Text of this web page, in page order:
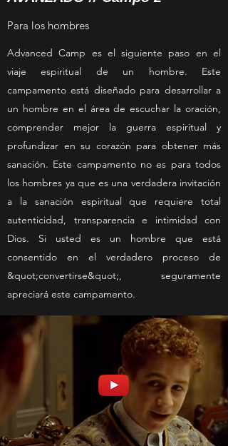
Para los hombres
Advanced Camp es el siguiente paso en el
viaje espiritual de un hombre. Este
campamento está diseñado para desarrollar a
un hombre en el área de escuchar la oración,
comprender mejor la guerra espiritual y
profundizar en su corazón para obtener más
sanación. Este campamento no es para todos
los hombres ya que es una verdadera invitación
a la sanación espiritual que requiere total
autenticidad, transparencia e intimidad con
Dios. Si usted es un hombre que está
consentido en el verdadero proceso de
&quot;convertirse&quot;, seguramente
apreciará este campamento.